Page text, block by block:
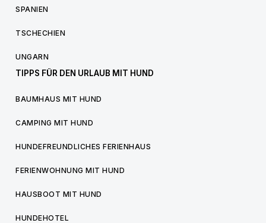
SPANIEN
TSCHECHIEN
UNGARN
TIPPS FÜR DEN URLAUB MIT HUND
BAUMHAUS MIT HUND
CAMPING MIT HUND
HUNDEFREUNDLICHES FERIENHAUS
FERIENWOHNUNG MIT HUND
HAUSBOOT MIT HUND
HUNDEHOTEL